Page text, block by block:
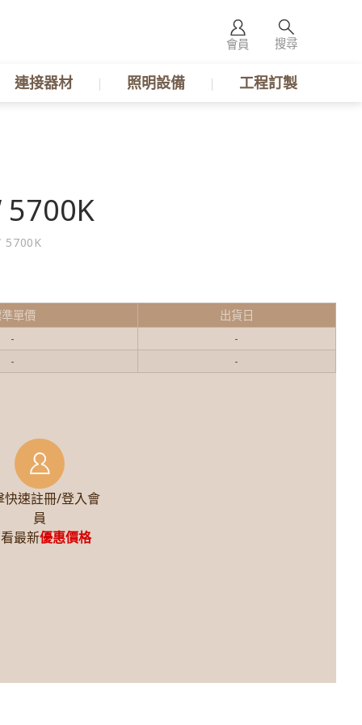
會員 搜尋
連接器材 照明設備 工程訂製
5700K
5700K
快速註冊/登入會
員
最新優惠價格
單價
出貨日
-
-
-
-